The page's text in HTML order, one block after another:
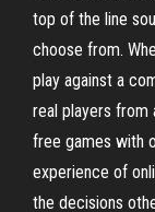
top of the line
choose from.
play against a
real players from
free games with
experience of
the decisions